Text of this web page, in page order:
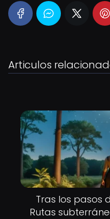
Articulos
Tras los pasos
Rutas